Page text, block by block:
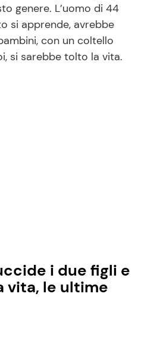
genere. L’uomo di 44
si apprende, avrebbe
con un coltello
si sarebbe tolto la vita.
i due figli e
vita, le ultime